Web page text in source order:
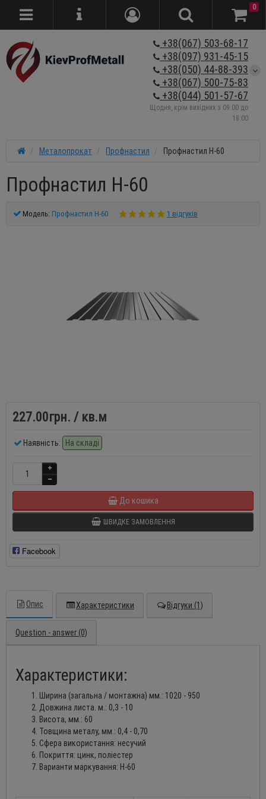
+38(067) 503-68-17
+38(097) 931-45-15
+38(050) 44-88-393
+38(067) 500-75-83
+38(044) 501-57-67
Щодня, крім вихідних з 09:00 до
18:00
0
Металопрокат Профнастил Профнастил Н-60
Профнастил Н-60
Модель: Профнастил Н-60 1 відгуків
227.00грн. / кв.м
Наявність: На складі
До кошика
ШВИДКЕ ЗАМОВЛЕННЯ
Facebook
Опис Характеристики Відгуки (1)
Question - answer (0)
Характеристики:
Ширина (загальна / монтажна) мм.: 1020 - 950
Довжина листа. м.: 0,3 - 10
Висота, мм.: 60
Товщина металу, мм.: 0,4 - 0,70
Сфера використання: несучий
Покриття: цинк, поліестер
Варианти маркування: Н-60